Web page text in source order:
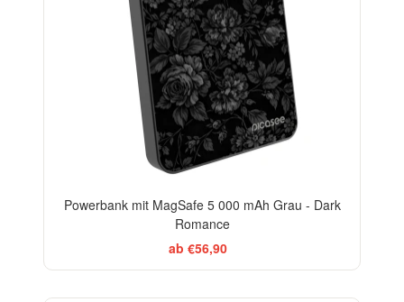
Powerbank mit MagSafe 5 000 mAh Grau - Dark
Romance
ab €56,90